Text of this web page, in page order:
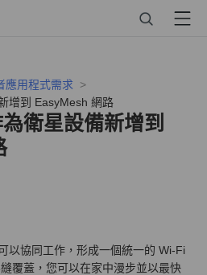
Menu
應用程式需求
增到 EasyMesh 網路
衛星設備新增到
以協同工作，形成一個統一的 Wi-Fi
覆蓋，您可以在家中漫步並以最快